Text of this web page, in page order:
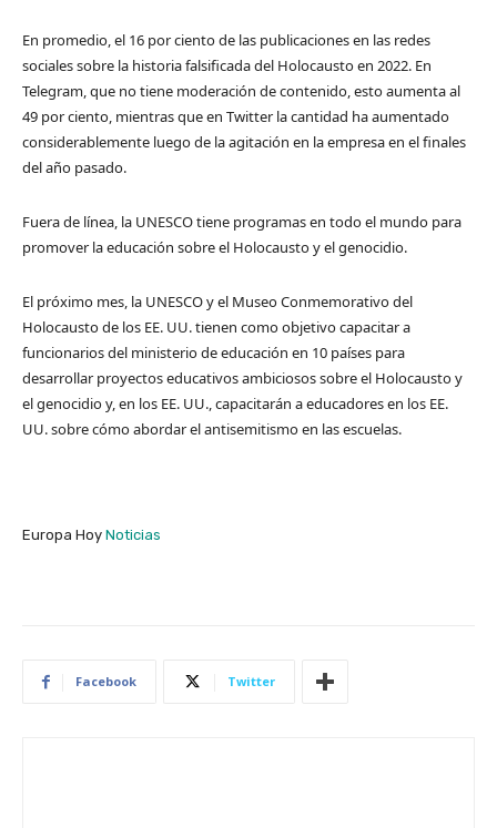
En promedio, el 16 por ciento de las publicaciones en las redes
sociales sobre la historia falsificada del Holocausto en 2022. En
Telegram, que no tiene moderación de contenido, esto aumenta al
49 por ciento, mientras que en Twitter la cantidad ha aumentado
considerablemente luego de la agitación en la empresa en el finales
del año pasado.
Fuera de línea, la UNESCO tiene programas en todo el mundo para
promover la educación sobre el Holocausto y el genocidio.
El próximo mes, la UNESCO y el Museo Conmemorativo del
Holocausto de los EE. UU. tienen como objetivo capacitar a
funcionarios del ministerio de educación en 10 países para
desarrollar proyectos educativos ambiciosos sobre el Holocausto y
el genocidio y, en los EE. UU., capacitarán a educadores en los EE.
UU. sobre cómo abordar el antisemitismo en las escuelas.
Europa Hoy Noticias
Facebook Twitter